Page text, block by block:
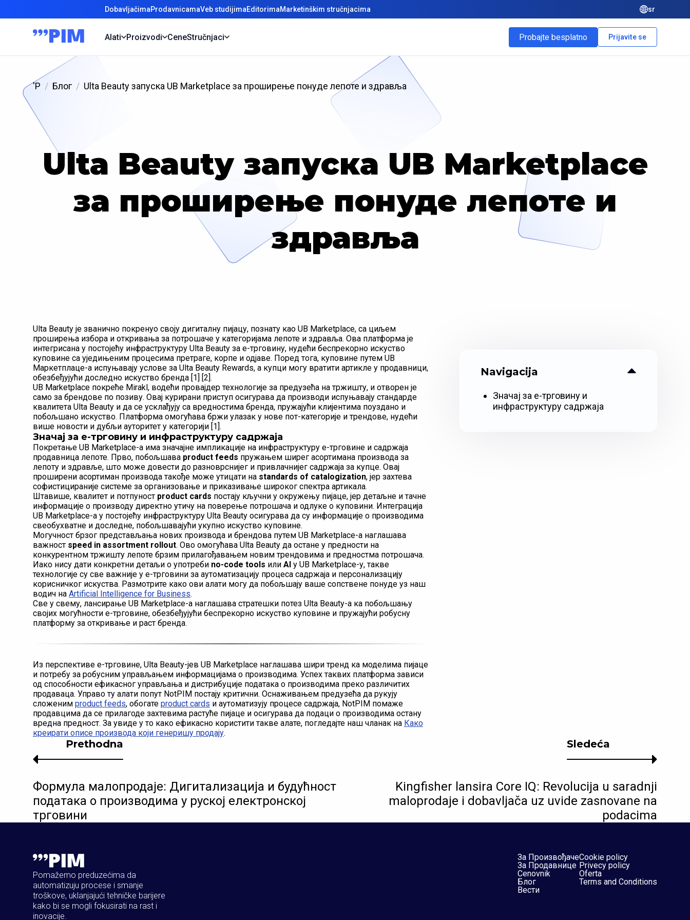
DobavljačimaProdavnicamaVeb studijimaEditorimaMarketinškim stručnjacima sr
Alati Proizvodi CeneStručnjaci Probajte besplatno Prijavite se
'P Блог Ulta Beauty запуска UB Marketplace за проширење понуде лепоте и здравља
Ulta Beauty запуска UB Marketplace
за проширење понуде лепоте и
здравља
Ulta Beauty је званично покренуо своју дигиталну пијацу, познату као UB Marketplace, са циљем
проширења избора и откривања за потрошаче у категоријама лепоте и здравља. Ова платформа је
интегрисана у постојећу инфраструктуру Ulta Beauty за е-трговину, нудећи беспрекорно искуство
куповине са уједињеним процесима претраге, корпе и одјаве. Поред тога, куповине путем UB
Маркетплаце-а испуњавају услове за Ulta Beauty Rewards, а купци могу вратити артикле у продавници,
обезбеђујући доследно искуство бренда [1] [2].
UB Marketplace покреће Mirakl, водећи провајдер технологије за предузећа на тржишту, и отворен је
само за брендове по позиву. Овај курирани приступ осигурава да производи испуњавају стандарде
квалитета Ulta Beauty и да се усклађују са вредностима бренда, пружајући клијентима поуздано и
побољшано искуство. Платформа омогућава бржи улазак у нове пот-категорије и трендове, нудећи
више новости и дубљи ауторитет у категорији [1].
Значај за е-трговину и инфраструктуру садржаја
Покретање UB Marketplace-а има значајне импликације на инфраструктуру е-трговине и садржаја
продавница лепоте. Прво, побољшава product feeds пружањем ширег асортимана производа за
лепоту и здравље, што може довести до разноврснијег и привлачнијег садржаја за купце. Овај
проширени асортиман производа такође може утицати на standards of catalogization, јер захтева
софистицираније системе за организовање и приказивање широког спектра артикала.
Штавише, квалитет и потпуност product cards постају кључни у окружењу пијаце, јер детаљне и тачне
информације о производу директно утичу на поверење потрошача и одлуке о куповини. Интеграција
UB Marketplace-а у постојећу инфраструктуру Ulta Beauty осигурава да су информације о производима
свеобухватне и доследне, побољшавајући укупно искуство куповине.
Могучност брзог представљања нових производа и брендова путем UB Marketplace-а наглашава
важност speed in assortment rollout. Ово омогућава Ulta Beauty да остане у предности на
конкурентном тржишту лепоте брзим прилагођавањем новим трендовима и предностма потрошача.
Иако нису дати конкретни детаљи о употреби no-code tools или AI у UB Marketplace-у, такве
технологије су све важније у е-трговини за аутоматизацију процеса садржаја и персонализацију
корисничког искуства. Размотрите како ови алати могу да побољшају ваше сопствене понуде уз наш
водич на Artificial Intelligence for Business.
Све у свему, лансирање UB Marketplace-а наглашава стратешки потез Ulta Beauty-а ка побољшању
својих могућности е-трговине, обезбеђујући беспрекорно искуство куповине и пружајући робусну
платформу за откривање и раст бренда.
Из перспективе е-трговине, Ulta Beauty-јев UB Marketplace наглашава шири тренд ка моделима пијаце
и потребу за робусним управљањем информацијама о производима. Успех таквих платформа зависи
од способности ефикасног управљања и дистрибуције података о производима преко различитих
продаваца. Управо ту алати попут NotPIM постају критични. Оснаживањем предузећа да рукују
сложеним product feeds, обогате product cards и аутоматизују процесе садржаја, NotPIM помаже
продавцима да се прилагоде захтевима растуће пиjаце и осигурава да подаци о производима остану
вредна предност. За увиде у то како ефикасно користити такве алате, погледајте наш чланак на Како
креирати описе производа који генеришу продају.
Navigacija
Значај за е-трговину и
инфраструктуру садржаја
Sledeća
Kingfisher lansira Core IQ: Revolucija u saradnji
maloprodaje i dobavljača uz uvide zasnovane na
podacima
Prethodna
Формула малопродаје: Дигитализација и будућност
података о производима у руској електронској
трговини
Pomažemo preduzećima da
automatizuju procese i smanje
troškove, uklanjajući tehničke barijere
kako bi se mogli fokusirati na rast i
inovacije.
За Произвођаче
За Продавнице
Cenovnik
Блог
Вести
Cookie policy
Privecy policy
Oferta
Terms and Conditions